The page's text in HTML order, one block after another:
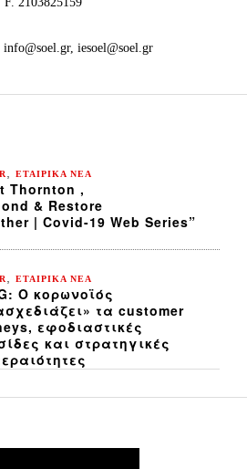
iesoel@soel.gr
ΕΤΑΙΡΙΚΑ ΝΕΑ
Thornton ,
& Restore
| Covid-19 Web Series”
ΕΤΑΙΡΙΚΑ ΝΕΑ
Ο κορωνοϊός
τα customer
εφοδιαστικές
και στρατηγικές